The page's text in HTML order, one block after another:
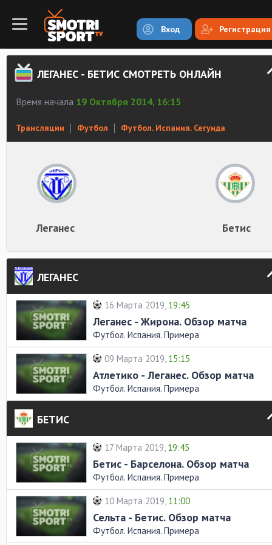
Вход Регистрация
ЛЕГАНЕС - БЕТИС СМОТРЕТЬ ОНЛАЙН
Время начала 19 Октября 2014, 16:15
Трансляции Футбол Футбол. Испания. Сегунда
Леганес Бетис
ЛЕГАНЕС
16 Марта 2019, 19:45
Леганес - Жирона. Обзор матча
Футбол. Испания. Примера
09 Марта 2019, 15:15
Атлетико - Леганес. Обзор матча
Футбол. Испания. Примера
БЕТИС
17 Марта 2019, 19:45
Бетис - Барселона. Обзор матча
Футбол. Испания. Примера
10 Марта 2019, 11:00
Сельта - Бетис. Обзор матча
Футбол. Испания. Примера